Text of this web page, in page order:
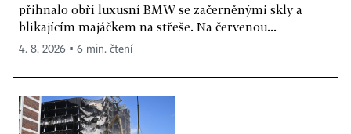
přihnalo obří luxusní BMW se začerněnými skly a
blikajícím majáčkem na střeše. Na červenou...
4. 8. 2026 ▪ 6 min. čtení